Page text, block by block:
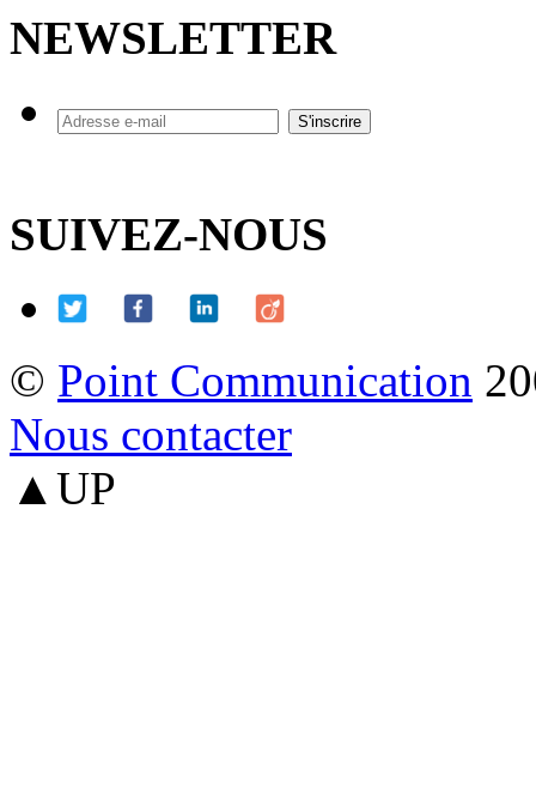
NEWSLETTER
SUIVEZ-NOUS
© Point Communication
Nous contacter
▲UP